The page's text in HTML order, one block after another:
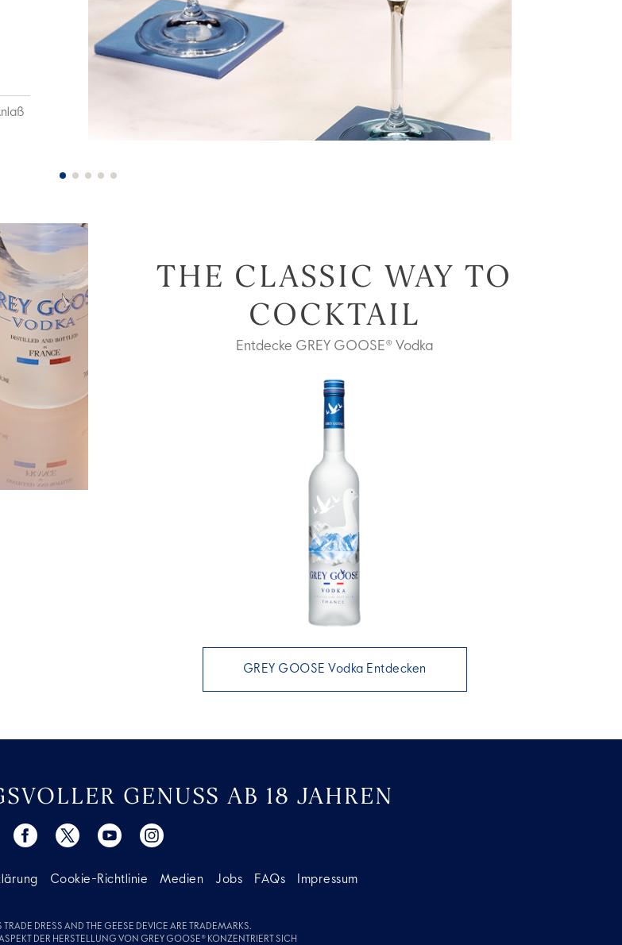
THE CLASSIC WAY TO
COCKTAIL
Entdecke GREY GOOSE® Vodka
GREY GOOSE Vodka Entdecken
GENUSS AB 18 JAHREN
Cookie-Richtlinie Medien Jobs FAQs Impressum
DRESS AND THE GEESE DEVICE ARE TRADEMARKS.
DER HERSTELLUNG VON GREY GOOSE® KONZENTRIERT SICH